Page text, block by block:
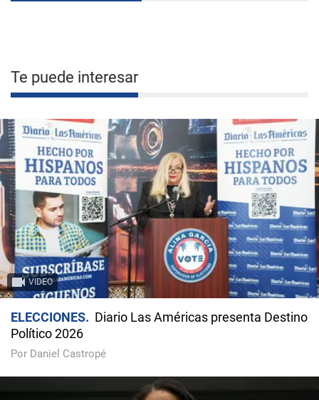
Te puede interesar
VIDEO
ELECCIONES
Diario Las Américas presenta Destino
Político 2026
Por Daniel Castropé